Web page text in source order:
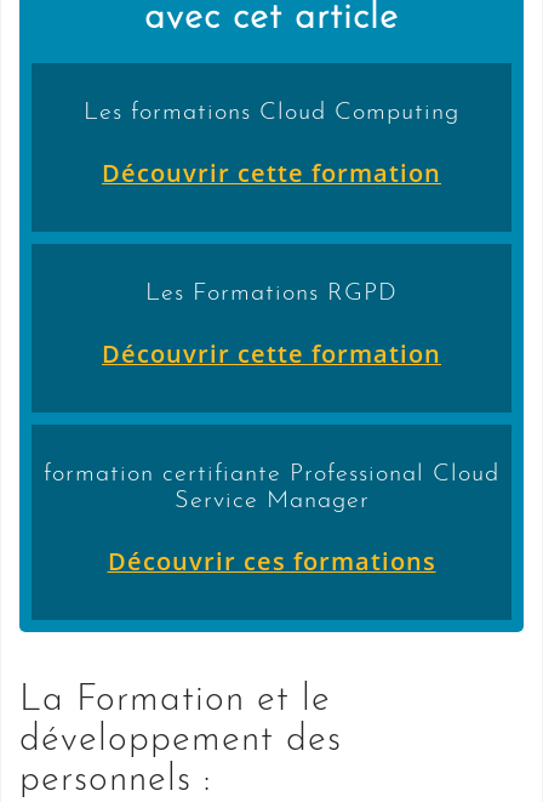
avec cet article
Les formations Cloud Computing
Découvrir cette formation
Les Formations RGPD
Découvrir cette formation
formation certifiante Professional Cloud
Service Manager
Découvrir ces formations
La Formation et le
développement des
personnels :